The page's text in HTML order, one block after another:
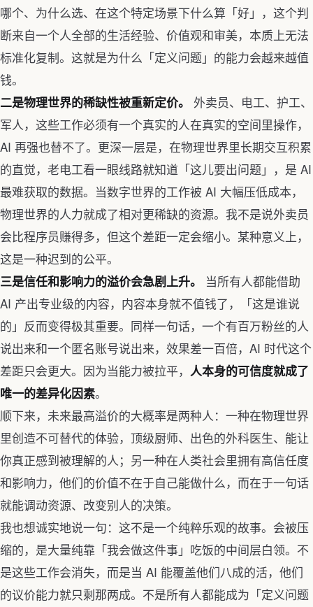
哪个、为什么选、在这个特定场景下什么算「好」，这个判
断来自一个人全部的生活经验、价值观和审美，本质上无法
标准化复制。这就是为什么「定义问题」的能力会越来越值
钱。
二是物理世界的稀缺性被重新定价。
外卖员、电工、护工、
军人，这些工作必须有一个真实的人在真实的空间里操作，
AI 再强也替不了。更深一层是，在物理世界里长期交互积累
的直觉，老电工看一眼线路就知道「这儿要出问题」，是 AI
最难获取的数据。当数字世界的工作被 AI 大幅压低成本，
物理世界的人力就成了相对更稀缺的资源。我不是说外卖员
会比程序员赚得多，但这个差距一定会缩小。某种意义上，
这是一种迟到的公平。
三是信任和影响力的溢价会急剧上升。
当所有人都能借助
AI 产出专业级的内容，内容本身就不值钱了，「这是谁说
的」反而变得极其重要。同样一句话，一个有百万粉丝的人
说出来和一个匿名账号说出来，效果差一百倍，AI 时代这个
差距只会更大。因为当能力被拉平， 人本身的可信度就成了
唯一的差异化因素。
顺下来，未来最高溢价的大概率是两种人：一种在物理世界
里创造不可替代的体验，顶级厨师、出色的外科医生、能让
你真正感到被理解的人；另一种在人类社会里拥有高信任度
和影响力，他们的价值不在于自己能做什么，而在于一句话
就能调动资源、改变别人的决策。
我也想诚实地说一句：这不是一个纯粹乐观的故事。会被压
缩的，是大量纯靠「我会做这件事」吃饭的中间层白领。不
是这些工作会消失，而是当 AI 能覆盖他们八成的活，他们
的议价能力就只剩那两成。不是所有人都能成为「定义问题